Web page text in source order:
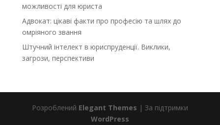
можливості для юриста
Адвокат: цікаві факти про професію та шлях до
омріяного звання
Штучний інтелект в юриспруденції. Виклики,
загрози, перспективи
Розроблений Elegant Themes | За підтримки
WordPress